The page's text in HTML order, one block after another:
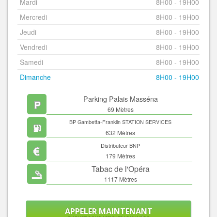
Mardi
8H00 - 19H00
Mercredi
8H00 - 19H00
Jeudi
8H00 - 19H00
Vendredi
8H00 - 19H00
Samedi
8H00 - 19H00
Dimanche
8H00 - 19H00
Parking Palais Masséna
69 Mètres
BP Gambetta-Franklin STATION SERVICES
632 Mètres
Distributeur BNP
179 Mètres
Tabac de l'Opéra
1117 Mètres
APPELER MAINTENANT